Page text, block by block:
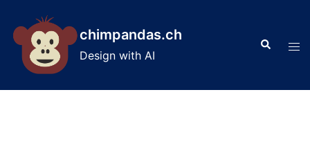
content
chimpandas.ch
Design with AI
Search